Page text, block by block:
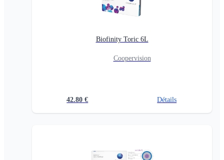
Biofinity Toric 6L
Coopervision
42.80 € Détails